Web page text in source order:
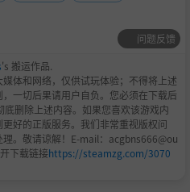
问题反馈
's 搬运作品.
体和网络，仅供试玩体验；不得将上述
一切后果请用户自负。您必须在下载后
删除上述内容。如果您喜欢该游戏内
好的正版服务。我们非常重视版权问
。敬请谅解！E-mail：acgbns666@ou
下载链接https://steamzg.com/3070